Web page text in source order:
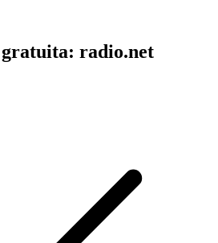
gratuita: radio.net